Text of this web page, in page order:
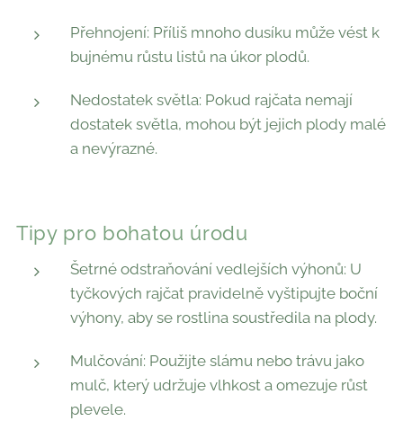
Přehnojení: Příliš mnoho dusíku může vést k
bujnému růstu listů na úkor plodů.
Nedostatek světla: Pokud rajčata nemají
dostatek světla, mohou být jejich plody malé
a nevýrazné.
Tipy pro bohatou úrodu
Šetrné odstraňování vedlejších výhonů: U
tyčkových rajčat pravidelně vyštipujte boční
výhony, aby se rostlina soustředila na plody.
Mulčování: Použijte slámu nebo trávu jako
mulč, který udržuje vlhkost a omezuje růst
plevele.